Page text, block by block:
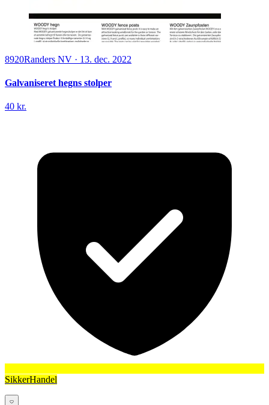
8920Randers NV · 13. dec. 2022
Galvaniseret hegns stolper
40 kr.
SikkerHandel